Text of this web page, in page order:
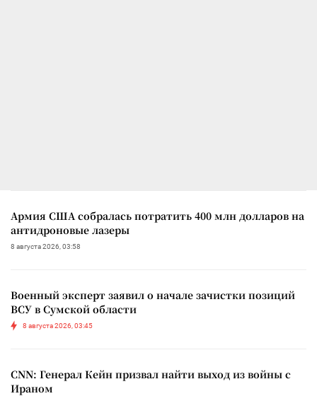
Армия США собралась потратить 400 млн долларов на
антидроновые лазеры
8 августа 2026, 03:58
Военный эксперт заявил о начале зачистки позиций
ВСУ в Сумской области
8 августа 2026, 03:45
CNN: Генерал Кейн призвал найти выход из войны с
Ираном